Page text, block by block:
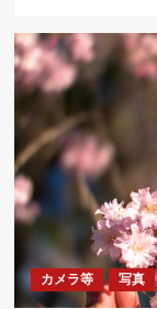
カメラ等 写真